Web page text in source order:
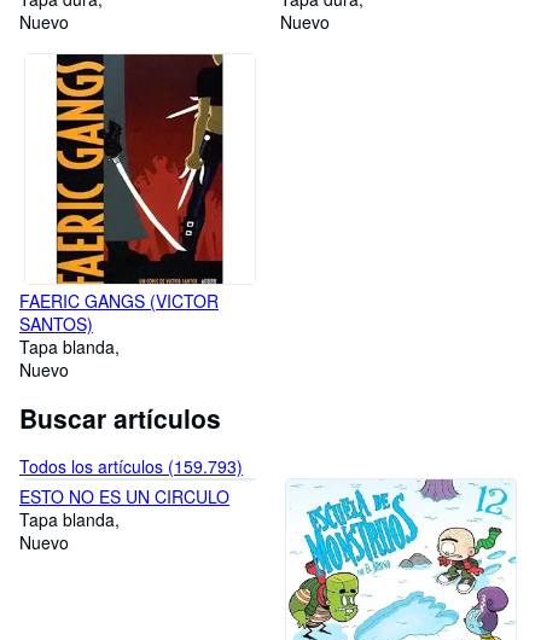
Nuevo
Nuevo
FAERIC GANGS (VICTOR
SANTOS)
Tapa blanda
Nuevo
Buscar artículos
Todos los artículos (159.793)
ESTO NO ES UN CIRCULO
Tapa blanda
Nuevo